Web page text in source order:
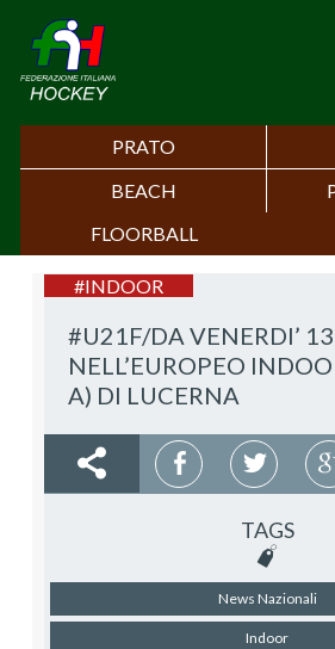
PRATO
BEACH
FLOORBALL
#U21F/DA VENERDI’
NELL’EUROPEO
A) DI LUCERNA
#INDOOR
TAGS
News Nazionali
Indoor